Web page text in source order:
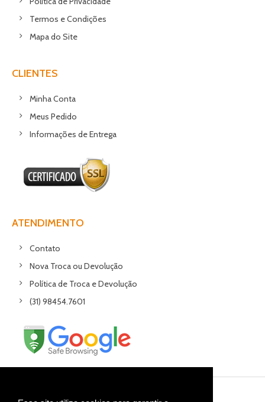
Termos e Condições
Mapa do Site
CLIENTES
Minha Conta
Meus Pedido
Informações de Entrega
ATENDIMENTO
Contato
Nova Troca ou Devolução
Política de Troca e Devolução
(31) 98454.7601